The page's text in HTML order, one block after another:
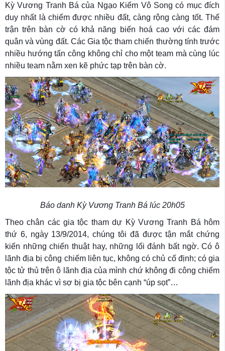
Kỳ Vương Tranh Bá của Ngạo Kiếm Vô Song có mục đích
duy nhất là chiếm được nhiều đất, càng rộng càng tốt. Thế
trận trên bàn cờ có khả năng biến hoá cao với các đám
quân và vùng đất. Các Gia tộc tham chiến thường tính trước
nhiều hướng tấn công không chỉ cho một team mà cùng lúc
nhiều team nằm xen kẽ phức tạp trên bàn cờ.
Báo danh Kỳ Vương Tranh Bá lúc 20h05
Theo chân các gia tộc tham dự Kỳ Vương Tranh Bá hôm
thứ 6, ngày 13/9/2014, chúng tôi đã được tận mắt chứng
kiến những chiến thuật hay, những lối đánh bất ngờ. Có ô
lãnh địa bị công chiếm liên tục, không có chủ cố định; có gia
tộc tử thủ trên ô lãnh địa của mình chứ không đi công chiếm
lãnh địa khác vì sợ bị gia tộc bên cạnh “úp sọt”…